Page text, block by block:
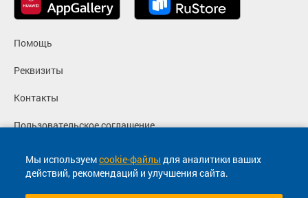
Мы используемcookie-файлы для аналитики ваших
действий, рекомендаций и улучшения сайта.
Помощь
Реквизиты
Контакты
Пользовательское соглашение
Политика конфиденциальности
Согласие на маркетинговые сообщения